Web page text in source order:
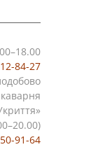
84-27
91-64